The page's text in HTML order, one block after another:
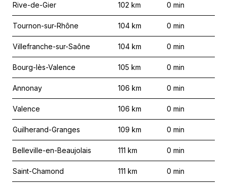
Rive-de-Gier 102 km 0 min
Tournon-sur-Rhône 104 km 0 min
Villefranche-sur-Saône 104 km 0 min
Bourg-lès-Valence 105 km 0 min
Annonay 106 km 0 min
Valence 106 km 0 min
Guilherand-Granges 109 km 0 min
Belleville-en-Beaujolais 111 km 0 min
Saint-Chamond 111 km 0 min